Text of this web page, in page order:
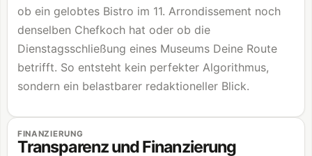
ob ein gelobtes Bistro im 11. Arrondissement noch
denselben Chefkoch hat oder ob die
Dienstagsschließung eines Museums Deine Route
betrifft. So entsteht kein perfekter Algorithmus,
sondern ein belastbarer redaktioneller Blick.
FINANZIERUNG
Transparenz und Finanzierung